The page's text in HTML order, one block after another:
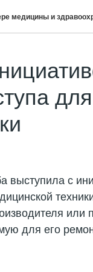
медицины и
выступила с
для его